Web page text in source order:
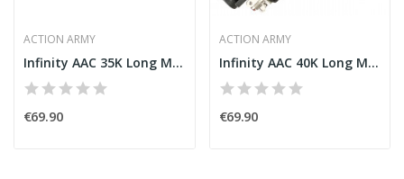
ACTION ARMY
Infinity AAC 35K Long Motor [Action Army]
€69.90
ACTION ARMY
Infinity AAC 40K Long Motor [Action Army]
€69.90